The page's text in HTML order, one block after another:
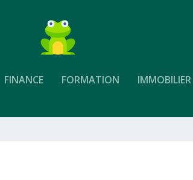
FINANCE FORMATION IMMOBILIER